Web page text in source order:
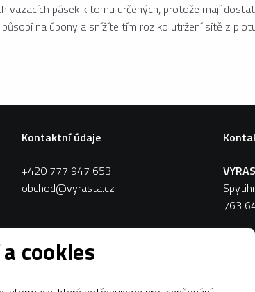
pásek k tomu určených, protože mají
na úpony a snížíte tím roziko utržení sítě z
Kontaktní údaje
+420 777 947 653
obchod@vyrasta.cz
763
cookies